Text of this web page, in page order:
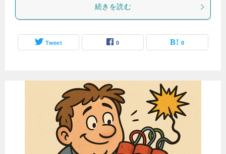
続きを読む
Tweet 0 0